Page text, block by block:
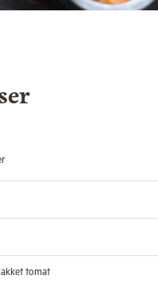
tomat